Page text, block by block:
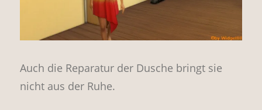
Auch die Reparatur der Dusche bringt sie
nicht aus der Ruhe.